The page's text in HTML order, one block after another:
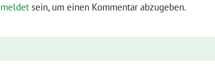
sein, um einen Kommentar abzugeben.